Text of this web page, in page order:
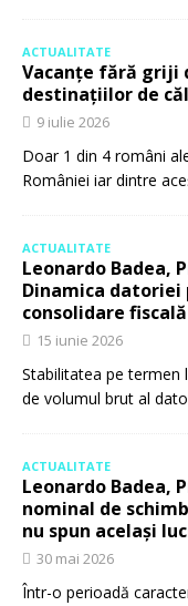
ACTUALITATE
Vacanțe fără griji
destinațiilor de
9 iulie 2026
Doar 1 din 4 români
României iar dintre
ACTUALITATE
Leonardo Badea,
Dinamica datoriei
consolidare fiscală
15 iunie 2026
Stabilitatea pe termen
de volumul brut al
ACTUALITATE
Leonardo Badea,
nominal de
nu spun același
30 mai 2026
Într-o perioadă